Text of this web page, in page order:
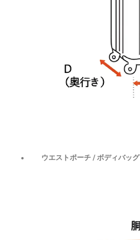
ウエストポーチ / ボディバッグ